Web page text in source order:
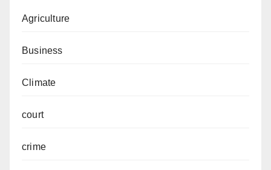
Agriculture
Business
Climate
court
crime